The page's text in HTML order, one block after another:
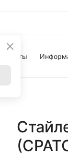
Контакты